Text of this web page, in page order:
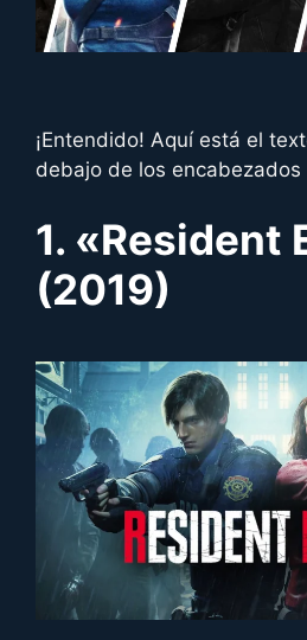
¡Entendido! Aquí está el
debajo de los
1. «Resident
(2019)